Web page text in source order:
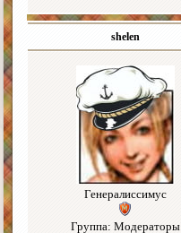
shelen
Генералиссимус
Группа: Модераторы